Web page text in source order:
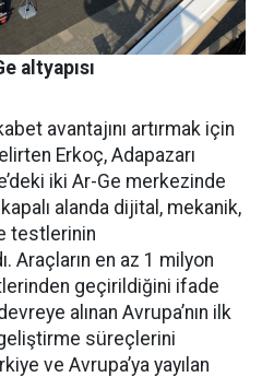
altyapısı
avantajını artırmak için
Erkoç, Adapazarı
iki Ar-Ge mer­kezinde
alanda dijital, mekanik,
test­lerinin
Araçların en az 1 milyon
geçirildiğini ifade
alınan Avrupa’nın ilk
süreçlerini
ve Avrupa’ya yayılan